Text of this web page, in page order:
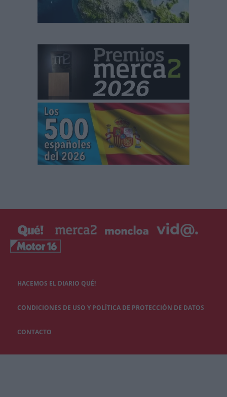
HACEMOS EL DIARIO QUÉ!
CONDICIONES DE USO Y POLÍTICA DE PROTECCIÓN DE DATOS
CONTACTO